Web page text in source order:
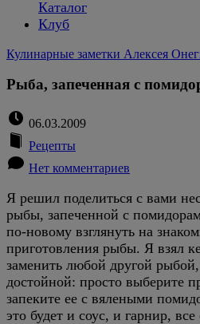
Каталог
Клуб
Кулинарные заметки Алексея
Рыба, запеченная с
06.03.2009
Рецепты
Нет комментариев
Я решил поделиться с вами
рыбы, запеченной с
по-новому взглянуть на
приготовления рыбы. Я взял
заменить любой другой
достойной: просто выберите
запеките ее с вялеными
это будет и соус, и гарнир, все